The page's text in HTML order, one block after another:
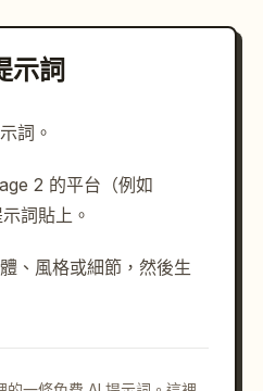
示詞
詞。
2 的平台（例如
詞貼上。
、風格或細節，然後生